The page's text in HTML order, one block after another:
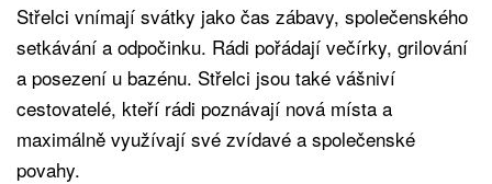
Střelci vnímají svátky jako čas zábavy, společenského
setkávání a odpočinku. Rádi pořádají večírky, grilování
a posezení u bazénu. Střelci jsou také vášniví
cestovatelé, kteří rádi poznávají nová místa a
maximálně využívají své zvídavé a společenské
povahy.